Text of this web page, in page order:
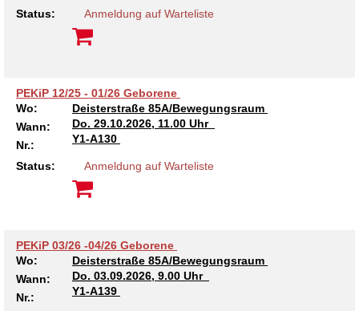
Status: Anmeldung auf Warteliste
PEKiP 12/25 - 01/26 Geborene
Wo:
Deisterstraße 85A/Bewegungsraum
Wann:
Do. 29.10.2026, 11.00 Uhr
Nr.:
Y1-A130
Status: Anmeldung auf Warteliste
PEKiP 03/26 -04/26 Geborene
Wo:
Deisterstraße 85A/Bewegungsraum
Wann:
Do. 03.09.2026, 9.00 Uhr
Nr.:
Y1-A139